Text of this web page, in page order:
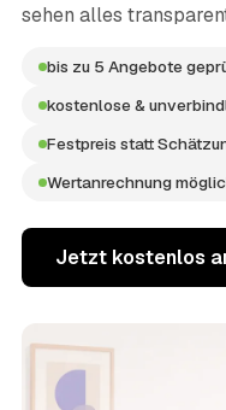
sehen alles
bis zu 5 Angebote
kostenlose &
Festpreis statt
Wertanrechnung
Jetzt kostenlos